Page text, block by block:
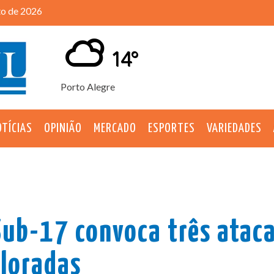
de 2026
Porto Alegre
14°
OPINIÃO MERCADO ESPORTES VARIEDADES
17 convoca três